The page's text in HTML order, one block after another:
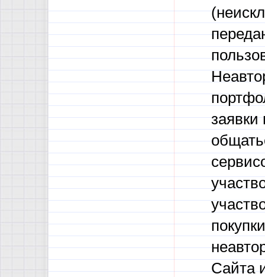
заявки
Сайта